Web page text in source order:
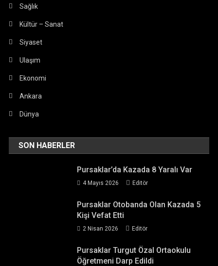
Sağlık
Kültür – Sanat
Siyaset
Ulaşım
Ekonomi
Ankara
Dünya
SON HABERLER
Pursaklar’da Kazada 8 Yaralı Var
4 Mayıs 2026 Editör
Pursaklar Otobanda Olan Kazada 5
Kişi Vefat Etti
2 Nisan 2026 Editör
Pursaklar Turgut Özal Ortaokulu
Öğretmeni Darp Edildi